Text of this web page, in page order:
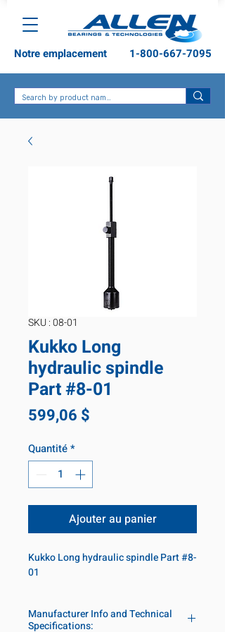
1-800-667-7095
Notre emplacement
SKU : 08-01
Kukko Long
hydraulic spindle
Part #8-01
599,06 $
Quantité*
Ajouter au panier
Kukko Long hydraulic spindle Part #8-
01
Manufacturer Info and Technical
Specifications: